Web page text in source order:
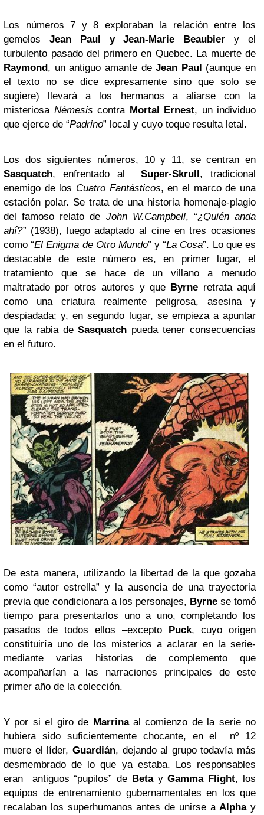
Los números 7 y 8 exploraban la relación entre los
gemelos Jean Paul y Jean-Marie Beaubier y el
turbulento pasado del primero en Quebec. La muerte de
Raymond, un antiguo amante deJean Paul (aunque en
el texto no se dice expresamente sino que solo se
sugiere) llevará a los hermanos a aliarse con la
misteriosa Némesis contra Mortal Ernest, un individuo
que ejerce de “Padrino” local y cuyo toque resulta letal.
Los dos siguientes números, 10 y 11, se centran en
Sasquatch, enfrentado al Super-Skrull, tradicional
enemigo de los Cuatro Fantásticos, en el marco de una
estación polar. Se trata de una historia homenaje-plagio
del famoso relato de John W.Campbell, “¿Quién anda
ahí?”(1938), luego adaptado al cine en tres ocasiones
como “El Enigma de Otro Mundo” y “La Cosa”. Lo que es
destacable de este número es, en primer lugar, el
tratamiento que se hace de un villano a menudo
maltratado por otros autores y que Byrne retrata aquí
como una criatura realmente peligrosa, asesina y
despiadada; y, en segundo lugar, se empieza a apuntar
que la rabia deSasquatch pueda tener consecuencias
en el futuro.
De esta manera, utilizando la libertad de la que gozaba
como “autor estrella” y la ausencia de una trayectoria
previa que condicionara a los personajes, Byrne se tomó
tiempo para presentarlos uno a uno, completando los
pasados de todos ellos –excepto
Puck, cuyo origen
constituiría uno de los misterios a aclarar en la serie-
mediante varias historias de complemento que
acompañarían a las narraciones principales de este
primer año de la colección.
Y por si el giro de Marrinaal comienzo de la serie no
hubiera sido suficientemente chocante, en el nº 12
muere el líder, Guardián, dejando al grupo todavía más
desmembrado de lo que ya estaba. Los responsables
eran antiguos “pupilos” de BetayGamma Flight, los
equipos de entrenamiento gubernamentales en los que
recalaban los superhumanos antes de unirse aAlphay